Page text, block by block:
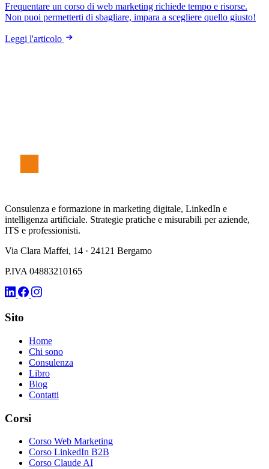
Frequentare un corso di web marketing richiede tempo e risorse.
Non puoi permetterti di sbagliare, impara a scegliere quello giusto!
Leggi l'articolo
Consulenza e formazione in marketing digitale, LinkedIn e
intelligenza artificiale. Strategie pratiche e misurabili per aziende,
ITS e professionisti.
Via Clara Maffei, 14 · 24121 Bergamo
P.IVA 04883210165
Sito
Home
Chi sono
Consulenza
Libro
Blog
Contatti
Corsi
Corso Web Marketing
Corso LinkedIn B2B
Corso Claude AI